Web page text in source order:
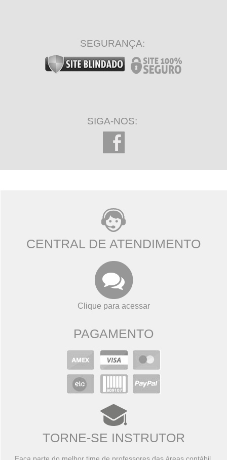
SEGURANÇA:
SIGA-NOS:
CENTRAL DE ATENDIMENTO
Clique para acessar
PAGAMENTO
TORNE-SE INSTRUTOR